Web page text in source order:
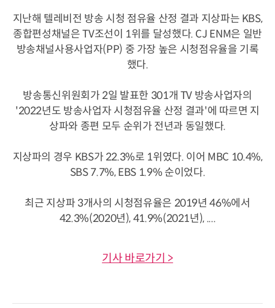
지난해 텔레비전 방송 시청 점유율 산정 결과 지상파는 KBS,
종합편성채널은 TV조선이 1위를 달성했다. CJ ENM은 일반
방송채널사용사업자(PP) 중 가장 높은 시청점유율을 기록
했다.
방송통신위원회가 2일 발표한 301개 TV 방송사업자의
'2022년도 방송사업자 시청점유율 산정 결과'에 따르면 지
상파와 종편 모두 순위가 전년과 동일했다.
지상파의 경우 KBS가 22.3%로 1위였다. 이어 MBC 10.4%,
SBS 7.7%, EBS 1.9% 순이었다.
최근 지상파 3개사의 시청점유율은 2019년 46%에서
42.3%(2020년), 41.9%(2021년), ....
기사 바로가기 >